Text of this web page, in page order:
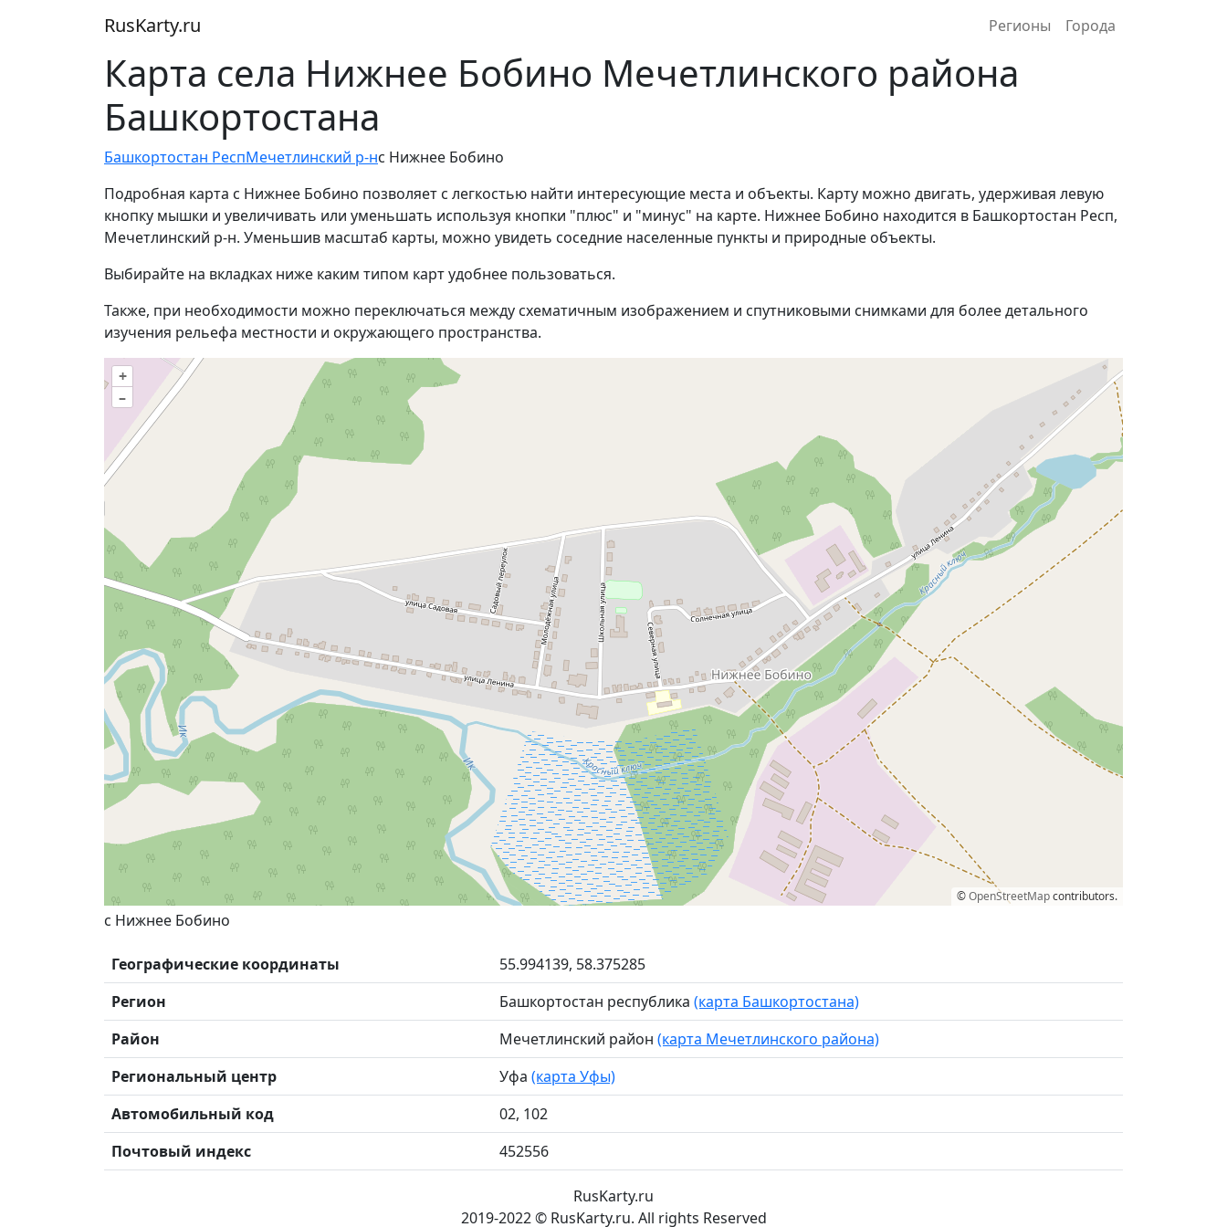
RusKarty.ru Регионы Города
Карта села Нижнее Бобино Мечетлинского района
Башкортостана
Башкортостан РеспМечетлинский р-нс Нижнее Бобино
Подробная карта с Нижнее Бобино позволяет с легкостью найти интересующие места и объекты. Карту можно двигать, удерживая левую
кнопку мышки и увеличивать или уменьшать используя кнопки "плюс" и "минус" на карте. Нижнее Бобино находится в Башкортостан Респ,
Мечетлинский р-н. Уменьшив масштаб карты, можно увидеть соседние населенные пункты и природные объекты.
Выбирайте на вкладках ниже каким типом карт удобнее пользоваться.
Также, при необходимости можно переключаться между схематичным изображением и спутниковыми снимками для более детального
изучения рельефа местности и окружающего пространства.
+
–
©OpenStreetMapcontributors.
с Нижнее Бобино
Географические координаты
55.994139, 58.375285
Регион
Башкортостан республика (карта Башкортостана)
Район
Мечетлинский район (карта Мечетлинского района)
Региональный центр
Уфа (карта Уфы)
Автомобильный код
02, 102
Почтовый индекс
452556
RusKarty.ru
2019-2022 © RusKarty.ru. All rights Reserved